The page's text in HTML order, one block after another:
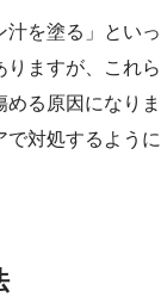
汁を塗る」といっ
りますが、これら
る原因になりま
対処するように